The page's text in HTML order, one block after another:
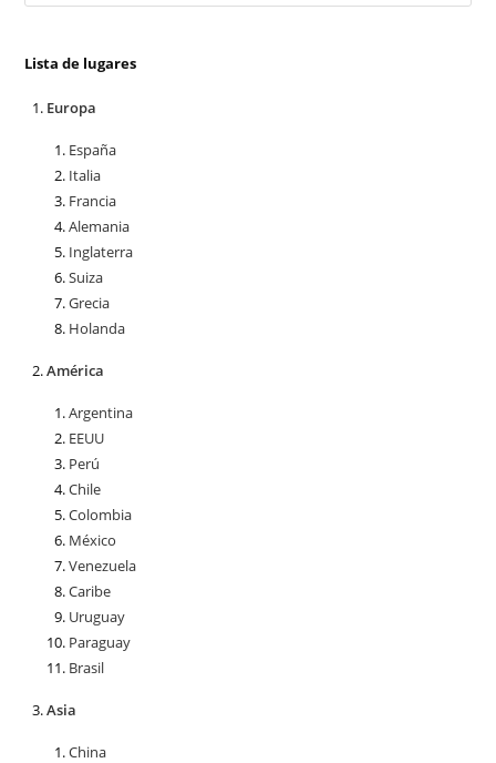
Lista de lugares
Europa
España
Italia
Francia
Alemania
Inglaterra
Suiza
Grecia
Holanda
América
Argentina
EEUU
Perú
Chile
Colombia
México
Venezuela
Caribe
Uruguay
Paraguay
Brasil
Asia
China